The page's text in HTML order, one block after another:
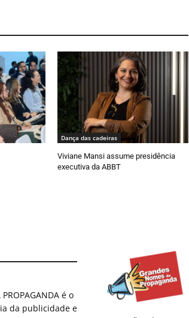
Dança das cadeiras
Viviane Mansi assume presidência
executiva da ABBT
é o
da publicidade e